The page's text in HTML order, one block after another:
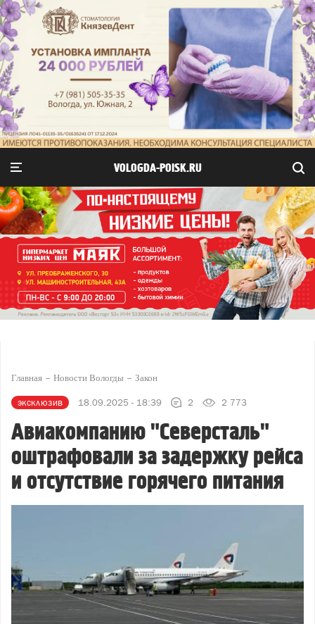
VOLOGDA-POISK.RU
Главная Новости Вологды Закон
эксклюзив 18.09.2025 - 18:39 2 2 773
Авиакомпанию "Северсталь"
оштрафовали за задержку рейса
и отсутствие горячего питания